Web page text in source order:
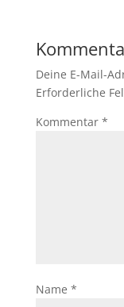
Deine E-Mail-
Erforderliche
Kommentar *
Name *